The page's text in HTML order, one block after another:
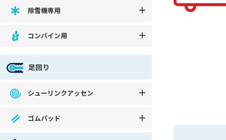
除雪機専用
コンバイン用
足回り
シューリンクアッセン
ゴムパッド